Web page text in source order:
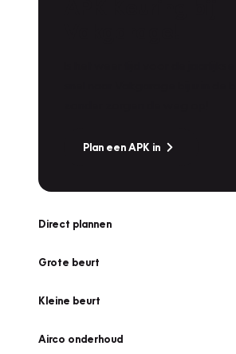
Plan een APK in
Direct plannen
Grote beurt
Kleine beurt
Airco onderhoud